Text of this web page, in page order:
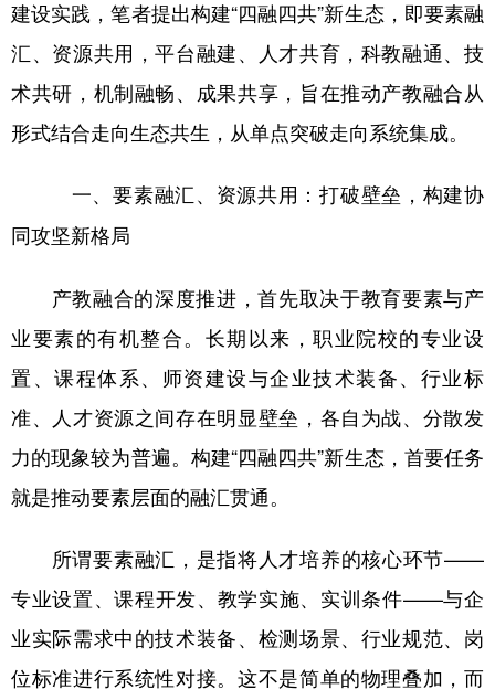
公益 一带一路 亚太网 上市公司
文化产业
北京
山东 河南 湖北 湖南
广东 广西 海南 重庆
四川 贵州 云南 西藏
陕西 甘肃
新疆 内蒙古 黑龙江
多语种频道
English Español Français عربى
建设实践，笔者提出构建“四融四共”新生态，即要素融
汇、资源共用，平台融建、人才共育，科教融通、技
术共研，机制融畅、成果共享，旨在推动产教融合从
形式结合走向生态共生，从单点突破走向系统集成。
一、要素融汇、资源共用：打破壁垒，构建协
同攻坚新格局
产教融合的深度推进，首先取决于教育要素与产
业要素的有机整合。长期以来，职业院校的专业设
置、课程体系、师资建设与企业技术装备、行业标
准、人才资源之间存在明显壁垒，各自为战、分散发
力的现象较为普遍。构建“四融四共”新生态，首要任务
就是推动要素层面的融汇贯通。
所谓要素融汇，是指将人才培养的核心环节——
专业设置、课程开发、教学实施、实训条件——与企
业实际需求中的技术装备、检测场景、行业规范、岗
位标准进行系统性对接。这不是简单的物理叠加，而